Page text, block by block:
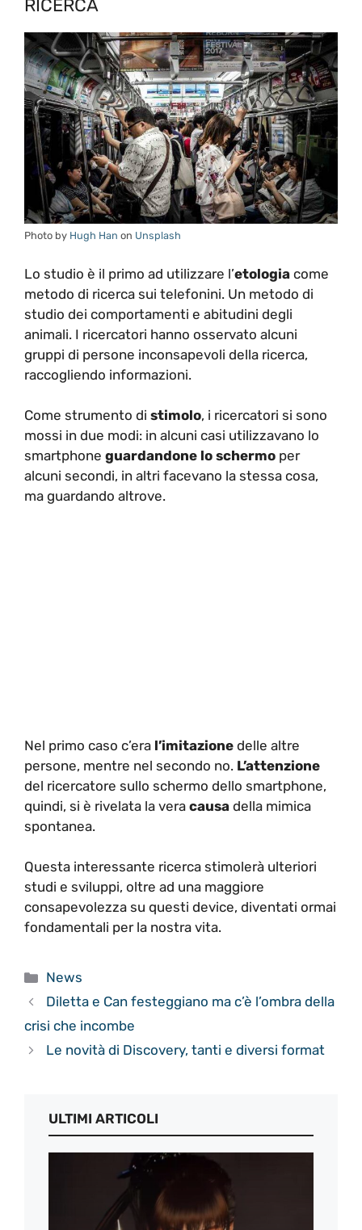
RICERCA
Photo by Hugh Han on Unsplash
Lo studio è il primo ad utilizzare l’etologia come
metodo di ricerca sui telefonini. Un metodo di
studio dei comportamenti e abitudini degli
animali. I ricercatori hanno osservato alcuni
gruppi di persone inconsapevoli della ricerca,
raccogliendo informazioni.
Come strumento di stimolo, i ricercatori si sono
mossi in due modi: in alcuni casi utilizzavano lo
smartphone guardandone lo schermo per
alcuni secondi, in altri facevano la stessa cosa,
ma guardando altrove.
Nel primo caso c’era l’imitazione delle altre
persone, mentre nel secondo no. L’attenzione
del ricercatore sullo schermo dello smartphone,
quindi, si è rivelata la vera causa della mimica
spontanea.
Questa interessante ricerca stimolerà ulteriori
studi e sviluppi, oltre ad una maggiore
consapevolezza su questi device, diventati ormai
fondamentali per la nostra vita.
Categorie
News
Diletta e Can festeggiano ma c’è l’ombra della
crisi che incombe
Le novità di Discovery, tanti e diversi format
ULTIMI ARTICOLI